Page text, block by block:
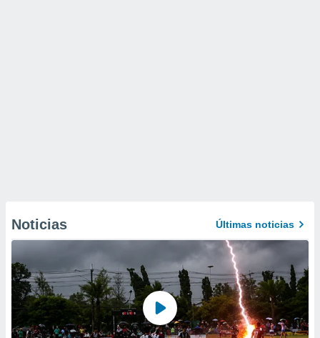
Noticias Últimas noticias